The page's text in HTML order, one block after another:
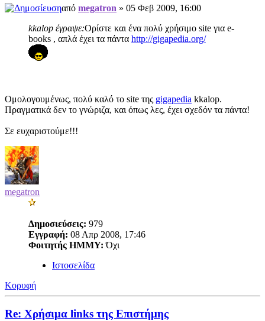
από megatron » 05 Φεβ 2009, 16:00
kkalop έγραψε:Ορίστε και ένα πολύ χρήσιμο site για e-
books , απλά έχει τα πάντα http://gigapedia.org/
Ομολογουμένως, πολύ καλό το site της gigapedia kkalop.
Πραγματικά δεν το γνώριζα, και όπως λες, έχει σχεδόν τα πάντα!
Σε ευχαριστούμε!!!
megatron
Δημοσιεύσεις: 979
Εγγραφή: 08 Απρ 2008, 17:46
Φοιτητής ΗΜΜΥ: Όχι
Ιστοσελίδα
Κορυφή
Re: Χρήσιμα links της Επιστήμης